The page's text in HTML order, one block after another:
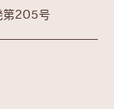
第205号